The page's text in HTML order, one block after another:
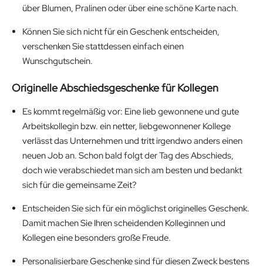
über Blumen, Pralinen oder über eine schöne Karte nach.
Können Sie sich nicht für ein Geschenk entscheiden,
verschenken Sie stattdessen einfach einen
Wunschgutschein.
Originelle Abschiedsgeschenke für Kollegen
Es kommt regelmäßig vor: Eine lieb gewonnene und gute
Arbeitskollegin bzw. ein netter, liebgewonnener Kollege
verlässt das Unternehmen und tritt irgendwo anders einen
neuen Job an. Schon bald folgt der Tag des Abschieds,
doch wie verabschiedet man sich am besten und bedankt
sich für die gemeinsame Zeit?
Entscheiden Sie sich für ein möglichst originelles Geschenk.
Damit machen Sie Ihren scheidenden Kolleginnen und
Kollegen eine besonders große Freude.
Personalisierbare Geschenke sind für diesen Zweck bestens